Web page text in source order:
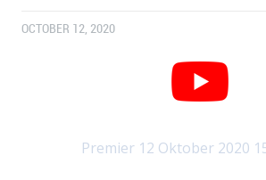
OCTOBER 12, 2020
Premier 12 Oktober 2020